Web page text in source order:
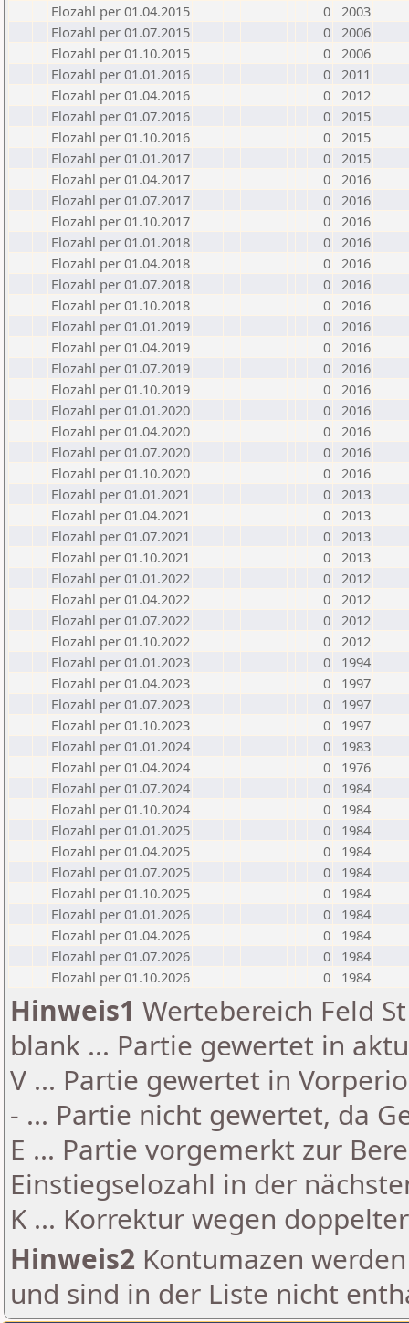
Elozahl per 01.04.2015
0 2003
Elozahl per 01.07.2015
0 2006
Elozahl per 01.10.2015
0 2006
Elozahl per 01.01.2016
0 2011
Elozahl per 01.04.2016
0 2012
Elozahl per 01.07.2016
0 2015
Elozahl per 01.10.2016
0 2015
Elozahl per 01.01.2017
0 2015
Elozahl per 01.04.2017
0 2016
Elozahl per 01.07.2017
0 2016
Elozahl per 01.10.2017
0 2016
Elozahl per 01.01.2018
0 2016
Elozahl per 01.04.2018
0 2016
Elozahl per 01.07.2018
0 2016
Elozahl per 01.10.2018
0 2016
Elozahl per 01.01.2019
0 2016
Elozahl per 01.04.2019
0 2016
Elozahl per 01.07.2019
0 2016
Elozahl per 01.10.2019
0 2016
Elozahl per 01.01.2020
0 2016
Elozahl per 01.04.2020
0 2016
Elozahl per 01.07.2020
0 2016
Elozahl per 01.10.2020
0 2016
Elozahl per 01.01.2021
0 2013
Elozahl per 01.04.2021
0 2013
Elozahl per 01.07.2021
0 2013
Elozahl per 01.10.2021
0 2013
Elozahl per 01.01.2022
0 2012
Elozahl per 01.04.2022
0 2012
Elozahl per 01.07.2022
0 2012
Elozahl per 01.10.2022
0 2012
Elozahl per 01.01.2023
0
1994
Elozahl per 01.04.2023
0
1997
Elozahl per 01.07.2023
0
1997
Elozahl per 01.10.2023
0
1997
Elozahl per 01.01.2024
0
1983
Elozahl per 01.04.2024
0
1976
Elozahl per 01.07.2024
0
1984
Elozahl per 01.10.2024
0
1984
Elozahl per 01.01.2025
0
1984
Elozahl per 01.04.2025
0
1984
Elozahl per 01.07.2025
0
1984
Elozahl per 01.10.2025
0
1984
Elozahl per 01.01.2026
0
1984
Elozahl per 01.04.2026
0
1984
Elozahl per 01.07.2026
0
1984
Elozahl per 01.10.2026
0 1984
Hinweis1 Wertebereich Feld
blank ... Partie gewertet in
V ... Partie gewertet in
- ... Partie nicht gewertet, da
E ... Partie vorgemerkt zur
Einstiegselozahl in der
K ... Korrektur wegen
Hinweis2 Kontumazen
und sind in der Liste nicht